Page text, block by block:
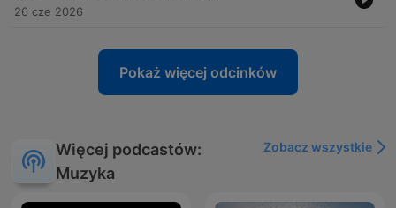
26 cze 2026
Pokaż więcej odcinków
Więcej podcastów:
Muzyka
Zobacz wszystkie